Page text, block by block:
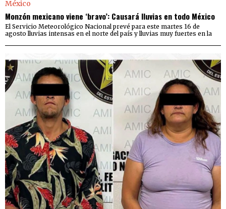
Monzón mexicano viene ‘bravo’: Causará lluvias en todo México
El Servicio Meteorológico Nacional prevé para este martes 16 de
agosto lluvias intensas en el norte del país y lluvias muy fuertes en la